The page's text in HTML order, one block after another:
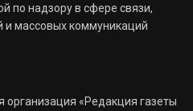
по надзору в сфере связи,
и массовых коммуникаций
«Редакция газеты